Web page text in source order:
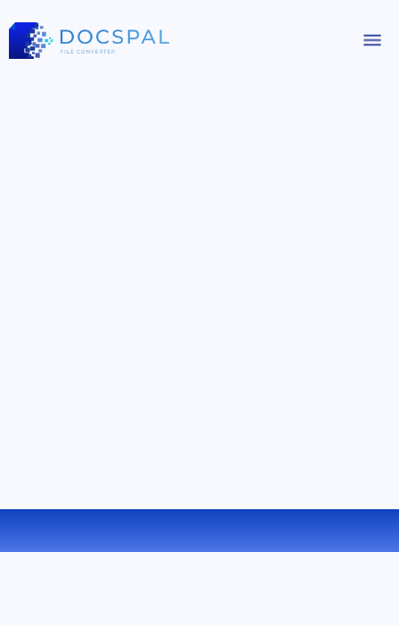
CONVERTIRE PSD IN PNG ONLINE